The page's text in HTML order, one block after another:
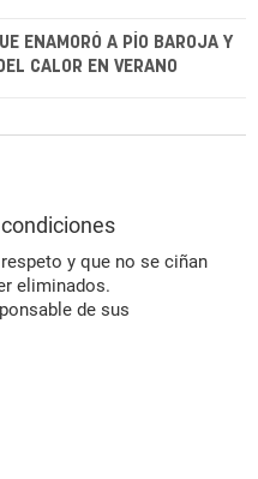
ENAMORÓ A PÍO BAROJA Y
CALOR EN VERANO
y que no se ciñan
eliminados.
de sus